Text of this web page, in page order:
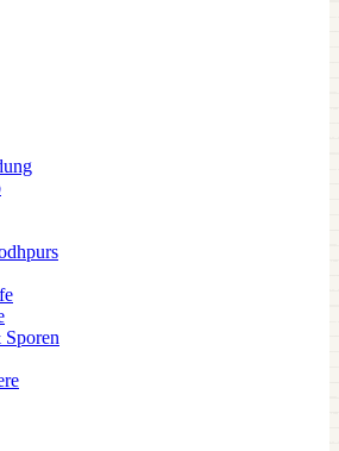
Sporen